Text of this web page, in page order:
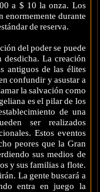
a $ 10 la onza. Los
enormemente durante
de reserva.
del poder se puede
La creación
antiguos de las élites
confundir y asustar a
la salvación como
es el pilar de los
de una
ser realizados
Estos eventos
peores que la Gran
sus medios de
y sus familias a flote.
La gente buscará a
entra en juego la